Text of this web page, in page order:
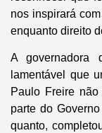
nos inspirará
enquanto direito
A governadora
lamentável que
Paulo Freire
parte do
quanto,